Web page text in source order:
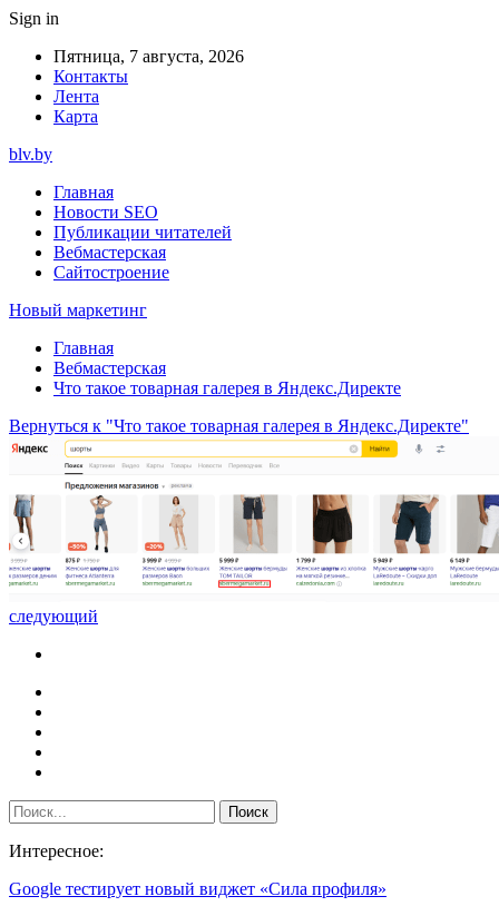
Sign in
Пятница, 7 августа, 2026
Контакты
Лента
Карта
blv.by
Главная
Новости SEO
Публикации читателей
Вебмастерская
Сайтостроение
Новый маркетинг
Главная
Вебмастерская
Что такое товарная галерея в Яндекс.Директе
Вернуться к "Что такое товарная галерея в Яндекс.Директе"
следующий
Интересное:
Google тестирует новый виджет «Сила профиля»